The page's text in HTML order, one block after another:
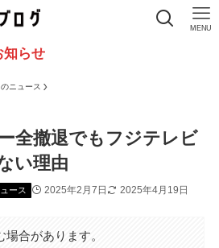
MENU
ニュース
全撤退でもフジテレビ
い理由
ース 2025年2月7日 2025年4月19日
合があります。